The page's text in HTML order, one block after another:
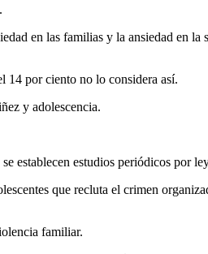
en las familias y la ansiedad en la
14 por ciento no lo considera así.
y adolescencia.
establecen estudios periódicos por
que recluta el crimen
familiar.